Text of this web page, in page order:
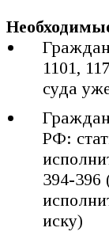
1101,
суда
РФ:
394-396
иску)